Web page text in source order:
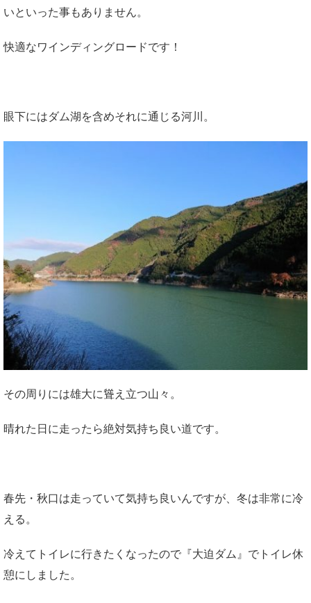
いといった事もありません。
快適なワインディングロードです！
眼下にはダム湖を含めそれに通じる河川。
その周りには雄大に聳え立つ山々。
晴れた日に走ったら絶対気持ち良い道です。
春先・秋口は走っていて気持ち良いんですが、冬は非常に冷
える。
冷えてトイレに行きたくなったので『大迫ダム』でトイレ休
憩にしました。